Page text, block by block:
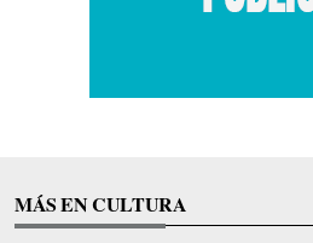
MÁS EN CULTURA